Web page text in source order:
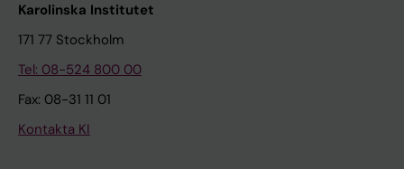
Karolinska Institutet
171 77 Stockholm
Tel: 08-524 800 00
Fax: 08-31 11 01
Kontakta KI